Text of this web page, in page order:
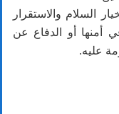
السلام والاستقرار
أمنها أو الدفاع عن
عليه.